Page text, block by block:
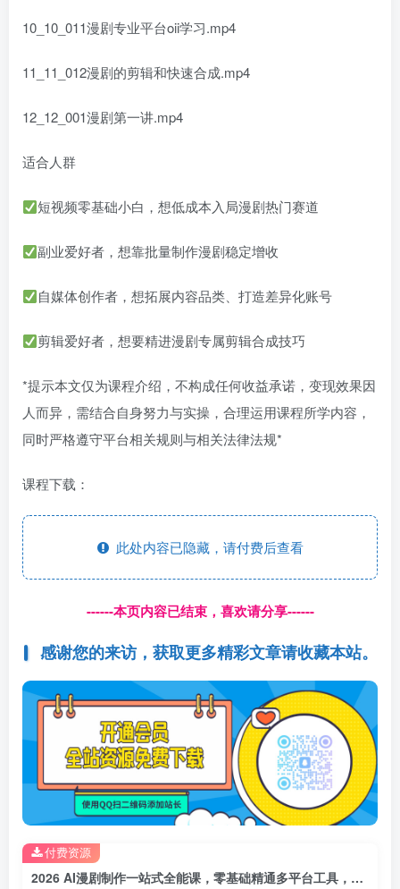
10_10_011漫剧专业平台oii学习.mp4
11_11_012漫剧的剪辑和快速合成.mp4
12_12_001漫剧第一讲.mp4
适合人群
短视频零基础小白，想低成本入局漫剧热门赛道
副业爱好者，想靠批量制作漫剧稳定增收
自媒体创作者，想拓展内容品类、打造差异化账号
剪辑爱好者，想要精进漫剧专属剪辑合成技巧
*提示本文仅为课程介绍，不构成任何收益承诺，变现效果因
人而异，需结合自身努力与实操，合理运用课程所学内容，
同时严格遵守平台相关规则与相关法律法规*
课程下载：
此处内容已隐藏，请付费后查看
------本页内容已结束，喜欢请分享------
感谢您的来访，获取更多精彩文章请收藏本站。
2026 AI漫剧制作一站式全能课，零基础精通多平台工具，快速批量产出原创漫剧
付费资源